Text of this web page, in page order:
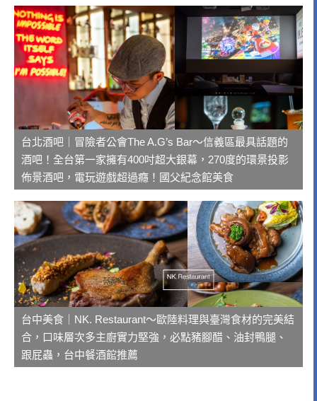
台北酒吧｜冒險者公會The A.G’s Bar～信義區最具話題的
酒吧！全台第一家擁有400吋超大銀幕，270度的環景投影
佈景酒吧，電玩遊戲超過癮！國父紀念館美食
台中美食｜NK. Restaurant～歐陸料理與臺灣食材的完美結
合，口味層次多主廚實力堅強，必點豬腳醋、油封鴨腿、
跟屁蟲，台中餐酒館推薦